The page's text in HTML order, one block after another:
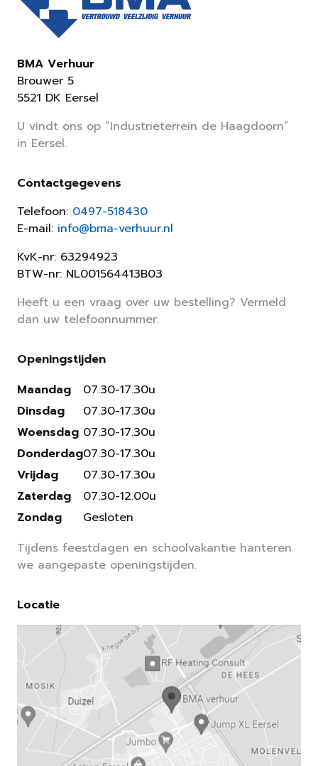
BMA Verhuur
Brouwer 5
5521 DK Eersel
U vindt ons op “Industrieterrein de Haagdoorn”
in Eersel.
Contactgegevens
Telefoon: 0497-518430
E-mail: info@bma-verhuur.nl
KvK-nr: 63294923
BTW-nr: NL001564413B03
Heeft u een vraag over uw bestelling? Vermeld
dan uw telefoonnummer.
Openingstijden
Maandag
Dinsdag
Woensdag
Donderdag
Vrijdag
Zaterdag
Zondag
07.30-17.30u
07.30-17.30u
07.30-17.30u
07.30-17.30u
07.30-17.30u
07.30-12.00u
Gesloten
Tijdens feestdagen en schoolvakantie hanteren
we aangepaste openingstijden.
Locatie